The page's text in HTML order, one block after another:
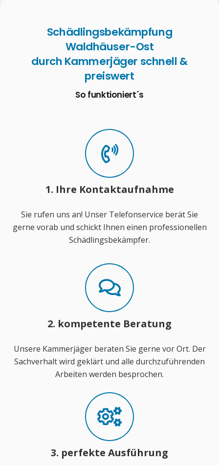
Schädlingsbekämpfung
Waldhäuser-Ost
durch Kammerjäger schnell &
preiswert
So funktioniert´s
1. Ihre Kontaktaufnahme
Sie rufen uns an! Unser Telefonservice berät Sie
gerne vorab und schickt Ihnen einen professionellen
Schädlingsbekämpfer.
2. kompetente Beratung
Unsere Kammerjäger beraten Sie gerne vor Ort. Der
Sachverhalt wird geklärt und alle durchzuführenden
Arbeiten werden besprochen.
3. perfekte Ausführung